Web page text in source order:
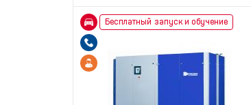
Бесплатный запуск и обучение